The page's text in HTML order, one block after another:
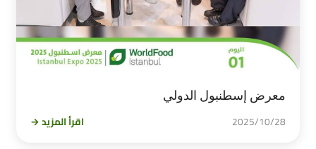
معرض إسطنبول الدولي
2025/10/28 اقرأ المزيد →